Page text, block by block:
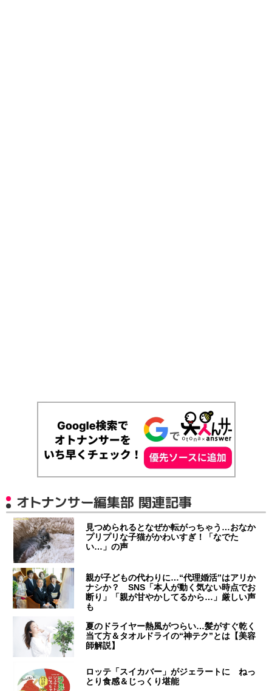
オトナンサー編集部 関連記事
見つめられるとなぜか転がっちゃう…おなか
プリプリな子猫がかわいすぎ！「なでた
い…」の声
親が子どもの代わりに…“代理婚活”はアリか
ナシか？ SNS「本人が動く気ない時点でお
断り」「親が甘やかしてるから…」厳しい声
も
夏のドライヤー熱風がつらい…髪がすぐ乾く
当て方＆タオルドライの“神テク”とは【美容
師解説】
ロッテ「スイカバー」がジェラートに ねっ
とり食感＆じっくり堪能